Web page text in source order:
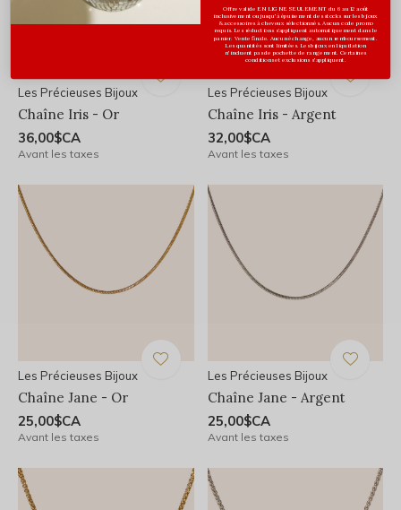
Les Précieuses Bijoux
Chaîne Iris - Or
36,00$CA
Avant les taxes
Les Précieuses Bijoux
Chaîne Iris - Argent
32,00$CA
Avant les taxes
Les Précieuses Bijoux
Chaîne Jane - Or
25,00$CA
Avant les taxes
Les Précieuses Bijoux
Chaîne Jane - Argent
25,00$CA
Avant les taxes
Offre valide EN LIGNE SEULEMENT du 6 au 12 août
inclusivement ou jusqu'à épuisement des stocks sur les bijoux
& accessoires à cheveux sélectionnés. Aucun code promo
requis. Les réductions s’appliquent automatiquement dans le
panier. Vente finale. Aucun échange, aucun remboursement.
Les quantités sont limitées. Les bijoux en liquidation
n'incluent pas de pochette de rangement. Certaines
conditions et exclusions s'appliquent.